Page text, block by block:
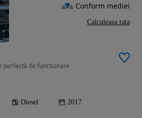
perfectă de functionare
Diesel 2017
Conform mediei
Calculeaza rata